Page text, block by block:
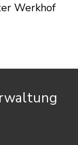
Werkhof